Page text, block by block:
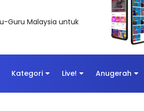
Guru Malaysia untuk
Kategori Live! Anugerah